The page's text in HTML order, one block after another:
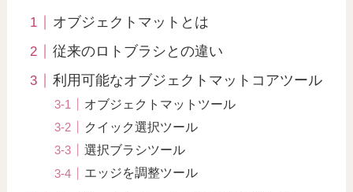
オブジェクトマットとは
従来のロトブラシとの違い
利用可能なオブジェクトマットコアツール
オブジェクトマットツール
クイック選択ツール
選択ブラシツール
エッジを調整ツール